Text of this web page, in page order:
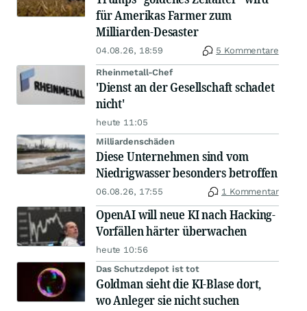
für Amerikas Farmer zum
Milliarden-Desaster
04.08.26, 18:59 5 Kommentare
Rheinmetall-Chef
'Dienst an der Gesellschaft schadet
nicht'
heute 11:05
Milliardenschäden
Diese Unternehmen sind vom
Niedrigwasser besonders betroffen
06.08.26, 17:55 1 Kommentar
OpenAI will neue KI nach Hacking-
Vorfällen härter überwachen
heute 10:56
Das Schutzdepot ist tot
Goldman sieht die KI-Blase dort,
wo Anleger sie nicht suchen